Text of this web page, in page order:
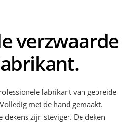
verzwaarde
fabrikant van gebreide
met de hand gemaakt.
dekens zijn steviger. De deken